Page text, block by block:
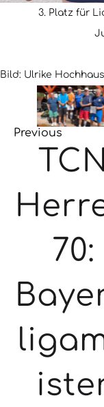
3. Platz für
Bild: Ulrike Hochhaus
Previous
TCN
70: